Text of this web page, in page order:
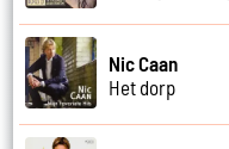
Nic Caan
Het dorp